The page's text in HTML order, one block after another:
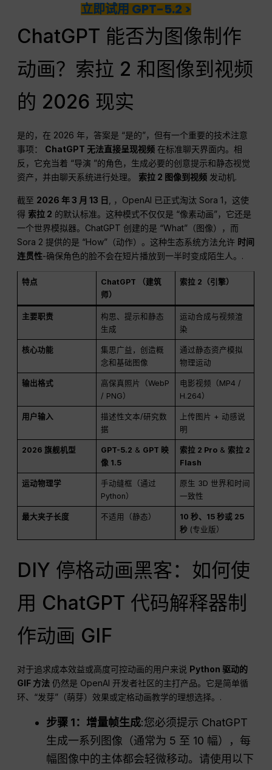
立即试用 GPT-5.2 >
ChatGPT 能否为图像制作
动画？索拉 2 和图像到视频
的 2026 现实
是的，在 2026 年，答案是 “是的”，但有一个重要的技术注意
事项： ChatGPT 无法直接呈现视频 在标准聊天界面内。相
反，它充当着 “导演 ”的角色，生成必要的创意提示和静态视觉
资产，并由聊天系统进行处理。 索拉 2 图像到视频 发动机.
截至 2026 年 3 月 13 日
, ，OpenAI 已正式淘汰 Sora 1，这使
得 索拉 2 的默认标准。这种模式不仅仅是 “像素动画”，它还是
一个世界模拟器。ChatGPT 创建的是 “What”（图像），而
Sora 2 提供的是 “How”（动作）。这种生态系统方法允许 时间
连贯性-确保角色的脸不会在短片播放到一半时变成陌生人。.
特点
ChatGPT （建筑
师）
索拉 2（引擎）
主要职责
构思、提示和静态
生成
运动合成与视频渲
染
核心功能
集思广益，创造概
念和基础图像
通过静态资产模拟
物理运动
输出格式
高保真照片（WebP
/ PNG）
电影视频（MP4 /
H.264）
用户输入
描述性文本/研究数
据
上传图片 + 动感说
明
2026 旗舰机型 GPT-5.2 & GPT 映
像 1.5
索拉 2 Pro& 索拉 2
Flash
运动物理学
手动缝框（通过
Python）
原生 3D 世界和时间
一致性
最大夹子长度 不适用（静态）
10 秒、15 秒或 25
秒(专业版）
DIY 停格动画黑客：如何使
用 ChatGPT 代码解释器制
作动画 GIF
对于追求成本效益或高度可控动画的用户来说 Python 驱动的
GIF 方法 仍然是 OpenAI 开发者社区的主打产品。它是简单循
环、“发芽”（萌芽）效果或定格动画教学的理想选择。.
步骤 1：增量帧生成:您必须提示 ChatGPT
生成一系列图像（通常为 5 至 10 幅），每
幅图像中的主体都会轻微移动。请使用以下